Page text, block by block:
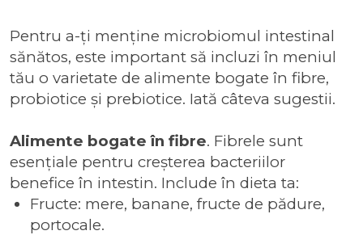
Pentru a-ți menține microbiomul intestinal
sănătos, este important să incluzi în meniul
tău o varietate de alimente bogate în fibre,
probiotice și prebiotice. Iată câteva sugestii.
Alimente bogate în fibre. Fibrele sunt
esențiale pentru creșterea bacteriilor
benefice în intestin. Include în dieta ta:
Fructe: mere, banane, fructe de pădure,
portocale.